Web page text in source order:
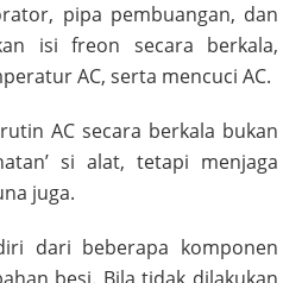
pipa pembuangan, dan
isi freon secara berkala,
AC, serta mencuci AC.
AC secara berkala bukan
si alat, tetapi menjaga
juga.
dari beberapa komponen